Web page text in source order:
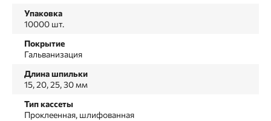
Упаковка
10000 шт.
Покрытие
Гальванизация
Длина шпильки
15, 20, 25, 30 мм
Тип кассеты
Проклеенная, шлифованная